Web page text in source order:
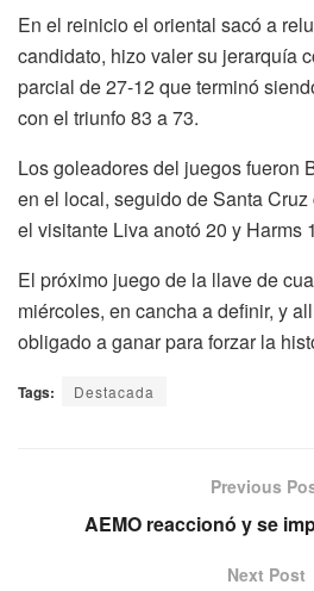
En el reinicio el oriental sacó a
candidato, hizo valer su jerarquía
parcial de 27-12 que terminó
con el triunfo 83 a 73.
Los goleadores del juegos fueron
en el local, seguido de Santa
el visitante Liva anotó 20 y Harms
El próximo juego de la llave de
miércoles, en cancha a definir, y
obligado a ganar para forzar la
Tags: Destacada
Previous
AEMO reaccionó y se
Next Post